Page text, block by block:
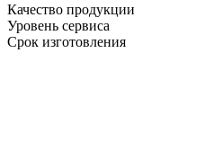
Качество продукции
Уровень сервиса
Срок изготовления